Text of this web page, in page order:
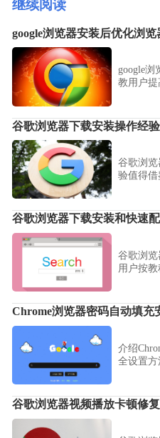
继续阅读
google浏览器安装后优化浏
google
教用户
谷歌浏览器下载安装操作经
谷歌浏
验值得
谷歌浏览器下载安装和快速
谷歌浏览
用户按
Chrome浏览器密码自动填充
介绍
全设置
谷歌浏览器视频播放卡顿修